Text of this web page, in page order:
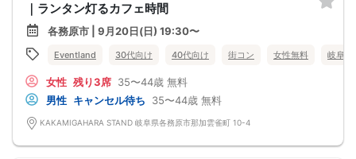
｜ランタン灯るカフェ時間
各務原市 | 9月20日(日) 19:30〜
Eventland 30代向け 40代向け 街コン 女性無料 岐阜県
女性 残り3席 35〜44歳 無料
男性 キャンセル待ち 35〜44歳 無料
KAKAMIGAHARA STAND 岐阜県各務原市那加雲雀町 10-4